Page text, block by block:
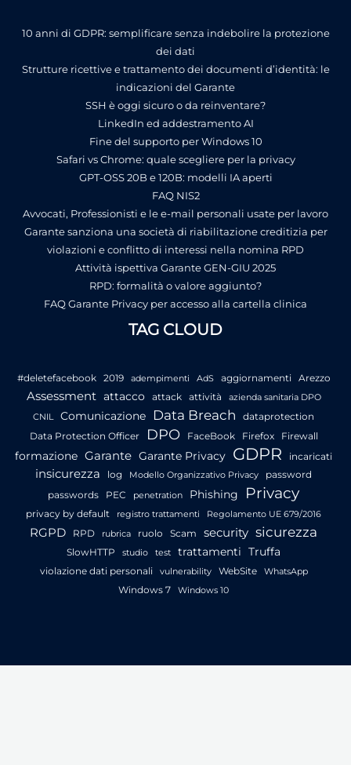
10 anni di GDPR: semplificare senza indebolire la protezione
dei dati
Strutture ricettive e trattamento dei documenti d’identità: le
indicazioni del Garante
SSH è oggi sicuro o da reinventare?
LinkedIn ed addestramento AI
Fine del supporto per Windows 10
Safari vs Chrome: quale scegliere per la privacy
GPT-OSS 20B e 120B: modelli IA aperti
FAQ NIS2
Avvocati, Professionisti e le e-mail personali usate per lavoro
Garante sanziona una società di riabilitazione creditizia per
violazioni e conflitto di interessi nella nomina RPD
Attività ispettiva Garante GEN-GIU 2025
RPD: formalità o valore aggiunto?
FAQ Garante Privacy per accesso alla cartella clinica
TAG CLOUD
#deletefacebook 2019 adempimenti AdS aggiornamenti Arezzo
Assessment attacco attack attività
azienda sanitaria DPO
CNIL
Comunicazione Data Breach
dataprotection
Data Protection Officer
DPO FaceBook Firefox Firewall
formazione Garante Garante Privacy GDPR incaricati
insicurezza log Modello Organizzativo Privacy
password
passwords
PEC penetration Phishing Privacy
privacy by default registro trattamenti Regolamento UE 679/2016
RGPD RPD rubrica ruolo Scam security sicurezza
SlowHTTP studio test trattamenti Truffa
violazione dati personali vulnerability WebSite WhatsApp
Windows 7 Windows 10